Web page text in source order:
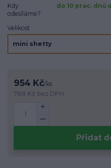
Kdy
odesíláme?
do 10 prac. dnů
Velikost
954 Kč/ks
788 Kč bez DPH
Přidat